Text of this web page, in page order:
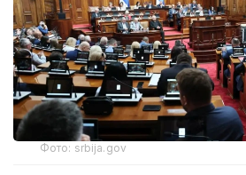
Фото: srbija.gov